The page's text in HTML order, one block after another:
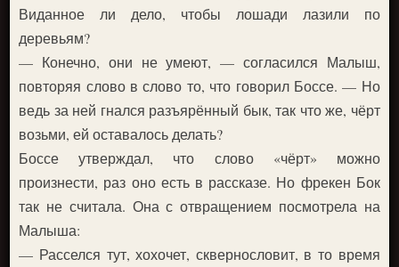
Виданное ли дело, чтобы лошади лазили по
деревьям?
— Конечно, они не умеют, — согласился Малыш,
повторяя слово в слово то, что говорил Боссе. — Но
ведь за ней гнался разъярённый бык, так что же, чёрт
возьми, ей оставалось делать?
Боссе утверждал, что слово «чёрт» можно
произнести, раз оно есть в рассказе. Но фрекен Бок
так не считала. Она с отвращением посмотрела на
Малыша:
— Расселся тут, хохочет, сквернословит, в то время